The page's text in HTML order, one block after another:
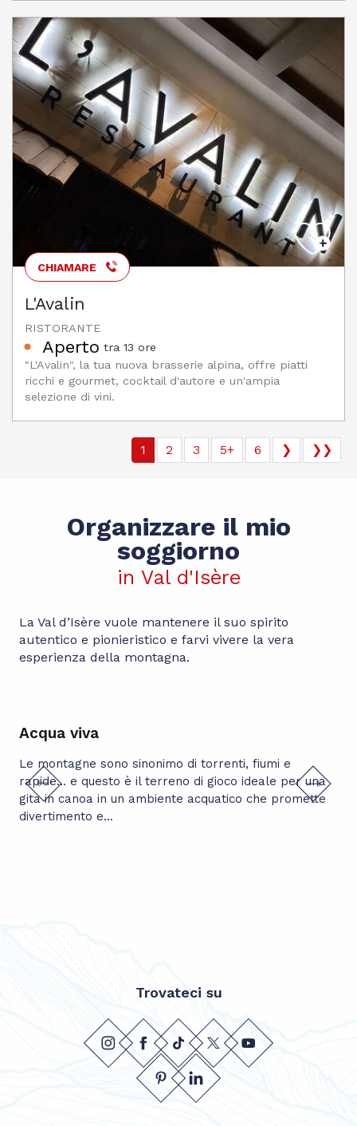
CHIAMARE
L'Avalin
RISTORANTE
Aperto tra 13 ore
"L'Avalin", la tua nuova brasserie alpina, offre piatti
ricchi e gourmet, cocktail d'autore e un'ampia
selezione di vini.
1 2 3 5+ 6 ❯ ❯❯
Organizzare il mio
soggiorno
in Val d'Isère
La Val d’Isère vuole mantenere il suo spirito
autentico e pionieristico e farvi vivere la vera
esperienza della montagna.
Acqua viva
Le montagne sono sinonimo di torrenti, fiumi e
rapide… e questo è il terreno di gioco ideale per una
gita in canoa in un ambiente acquatico che promette
divertimento e...
Trovateci su